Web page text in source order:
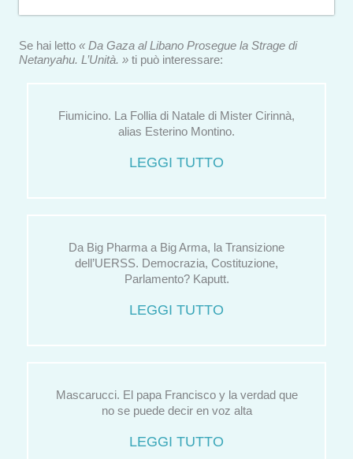
Se hai letto « Da Gaza al Libano Prosegue la Strage di
Netanyahu. L’Unità. » ti può interessare:
Fiumicino. La Follia di Natale di Mister Cirinnà,
alias Esterino Montino.
LEGGI TUTTO
Da Big Pharma a Big Arma, la Transizione
dell’UERSS. Democrazia, Costituzione,
Parlamento? Kaputt.
LEGGI TUTTO
Mascarucci. El papa Francisco y la verdad que
no se puede decir en voz alta
LEGGI TUTTO